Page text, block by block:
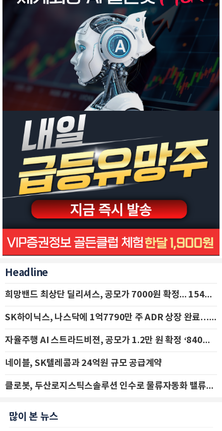
Headline
희망밴드 최상단 딜리셔스, 공모가 7000원 확정... 154억 규모 IPO 돌입
SK하이닉스, 나스닥에 1억7790만 주 ADR 상장 완료…29일 국내 추가 상장
자율주행 AI 스트라드비젼, 공모가 1.2만 원 확정 ‘840억 수혈’
네이블, SK텔레콤과 24억원 규모 공급계약
클로봇, 두산로지스틱스솔루션 인수로 물류자동화 밸류체인 확장 추진 - IBK투자증권
많이 본 뉴스